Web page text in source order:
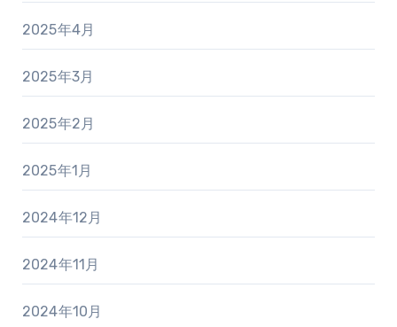
2025年4月
2025年3月
2025年2月
2025年1月
2024年12月
2024年11月
2024年10月